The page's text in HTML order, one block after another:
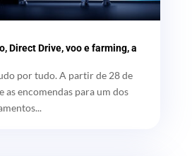
Direct Drive, voo e farming, a
por tudo. A partir de 28 de
as encomendas para um dos